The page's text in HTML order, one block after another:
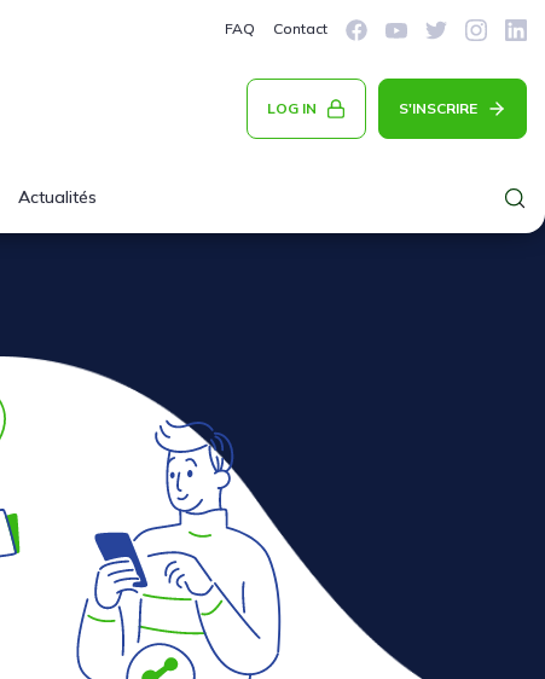
FAQ Contact
LOG IN S'INSCRIRE
Actualités